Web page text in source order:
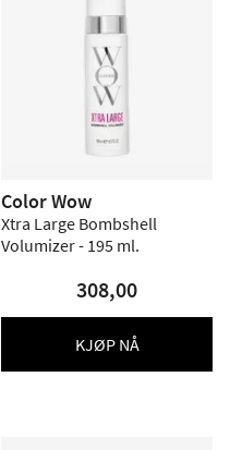
Color Wow
Xtra Large Bombshell
Volumizer - 195 ml.
308,00
KJØP NÅ